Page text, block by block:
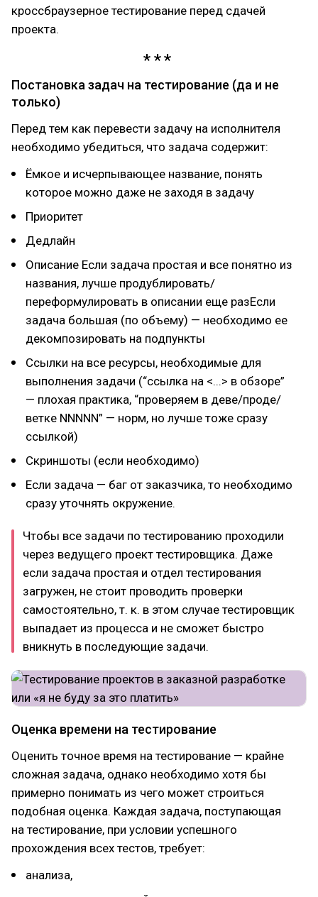
кроссбраузерное тестирование перед сдачей
проекта.
Постановка задач на тестирование (да и не
только)
Перед тем как перевести задачу на исполнителя
необходимо убедиться, что задача содержит:
Ёмкое и исчерпывающее название, понять
которое можно даже не заходя в задачу
Приоритет
Дедлайн
Описание Если задача простая и все понятно из
названия, лучше продублировать/
переформулировать в описании еще разЕсли
задача большая (по объему) — необходимо ее
декомпозировать на подпункты
Ссылки на все ресурсы, необходимые для
выполнения задачи (“ссылка на <...> в обзоре”
— плохая практика, “проверяем в деве/проде/
ветке NNNNN” — норм, но лучше тоже сразу
ссылкой)
Скриншоты (если необходимо)
Если задача — баг от заказчика, то необходимо
сразу уточнять окружение.
Чтобы все задачи по тестированию проходили
через ведущего проект тестировщика. Даже
если задача простая и отдел тестирования
загружен, не стоит проводить проверки
самостоятельно, т. к. в этом случае тестировщик
выпадает из процесса и не сможет быстро
вникнуть в последующие задачи.
Оценка времени на тестирование
Оценить точное время на тестирование — крайне
сложная задача, однако необходимо хотя бы
примерно понимать из чего может строиться
подобная оценка. Каждая задача, поступающая
на тестирование, при условии успешного
прохождения всех тестов, требует:
анализа,